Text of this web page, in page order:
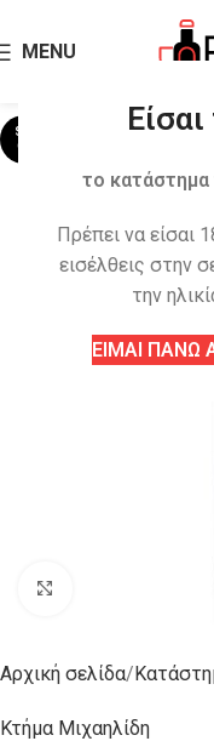
το
Πρέπει να είσαι
εισέλθεις στην
την
ΕΙΜΑΙ ΠΑΝΩ
MENU
SOLD
OUT
Αρχική σελίδα
Κτήμα Μιχαηλίδη